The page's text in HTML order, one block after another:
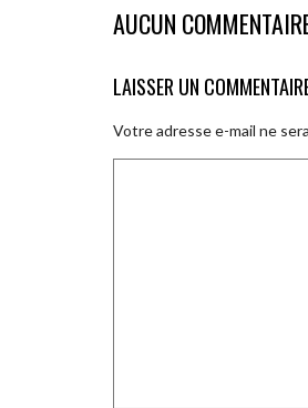
AUCUN
LAISSER UN
Votre adresse e-mail ne